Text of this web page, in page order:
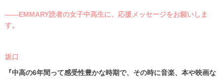
――EMMARY読者の女子中高生に、応援メッセージをお願いしま
す。
坂口
『中高の6年間って感受性豊かな時期で、その時に音楽、本や映画な